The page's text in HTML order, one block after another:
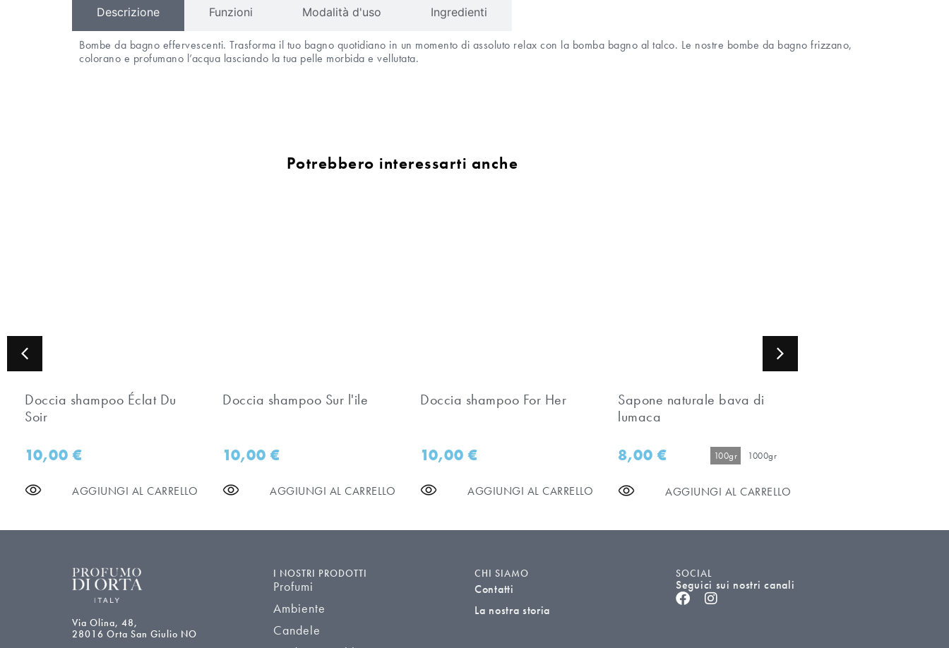
Descrizione Funzioni Modalità d'uso Ingredienti
Bombe da bagno effervescenti. Trasforma il tuo bagno quotidiano in un momento di assoluto relax con la bomba bagno al talco. Le nostre bombe da bagno frizzano,
colorano e profumano l’acqua lasciando la tua pelle morbida e vellutata.
Potrebbero interessarti anche
Doccia shampoo Éclat Du
Soir
10,00€
AGGIUNGI AL CARRELLO
Doccia shampoo Sur l'ile
10,00€
AGGIUNGI AL CARRELLO
Doccia shampoo For Her
10,00€
AGGIUNGI AL CARRELLO
Sapone naturale bava di
lumaca
8,00€ 100gr 1000gr
AGGIUNGI AL CARRELLO
Via Olina, 48,
28016 Orta San Giulio NO
I NOSTRI PRODOTTI
Profumi
Ambiente
Candele
CHI SIAMO
Contatti
La nostra storia
SOCIAL
Seguici sui nostri canali